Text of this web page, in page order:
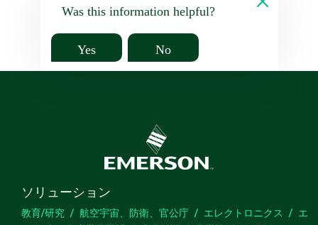
Was this information helpful?
Yes No
ソリューション
教育/研究 航空宇宙、防衛、官公庁 エレクトロニクス
エ